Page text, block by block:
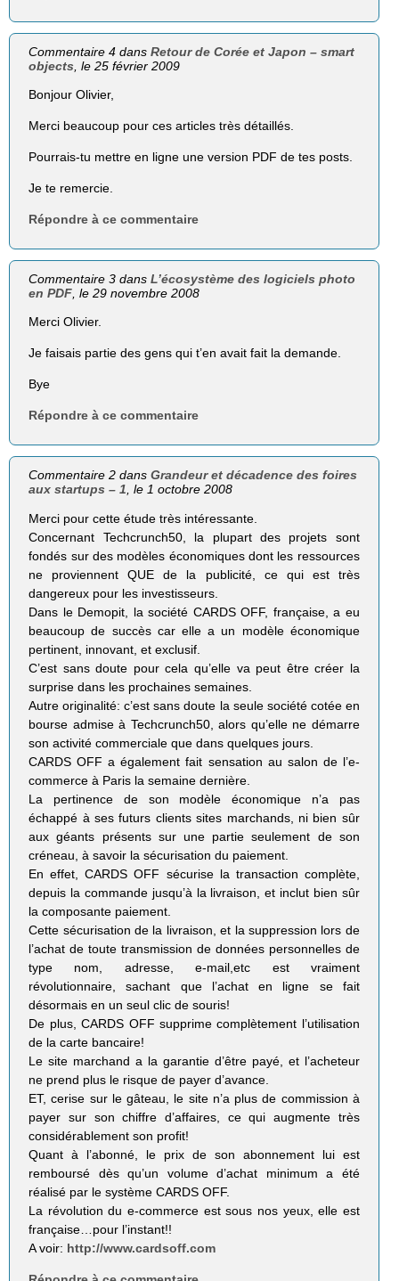
Commentaire 4 dansRetour de Corée et Japon – smart
objects , le 25 février 2009
Bonjour Olivier,
Merci beaucoup pour ces articles très détaillés.
Pourrais-tu mettre en ligne une version PDF de tes posts.
Je te remercie.
Répondre à ce commentaire
Commentaire 3 dansL’écosystème des logiciels photo
en PDF , le 29 novembre 2008
Merci Olivier.
Je faisais partie des gens qui t’en avait fait la demande.
Bye
Répondre à ce commentaire
Commentaire 2 dansGrandeur et décadence des foires
aux startups – 1, le 1 octobre 2008
Merci pour cette étude très intéressante.
Concernant Techcrunch50, la plupart des projets sont
fondés sur des modèles économiques dont les ressources
ne proviennent QUE de la publicité, ce qui est très
dangereux pour les investisseurs.
Dans le Demopit, la société CARDS OFF, française, a eu
beaucoup de succès car elle a un modèle économique
pertinent, innovant, et exclusif.
C’est sans doute pour cela qu’elle va peut être créer la
surprise dans les prochaines semaines.
Autre originalité: c’est sans doute la seule société cotée en
bourse admise à Techcrunch50, alors qu’elle ne démarre
son activité commerciale que dans quelques jours.
CARDS OFF a également fait sensation au salon de l’e-
commerce à Paris la semaine dernière.
La pertinence de son modèle économique n’a pas
échappé à ses futurs clients sites marchands, ni bien sûr
aux géants présents sur une partie seulement de son
créneau, à savoir la sécurisation du paiement.
En effet, CARDS OFF sécurise la transaction complète,
depuis la commande jusqu’à la livraison, et inclut bien sûr
la composante paiement.
Cette sécurisation de la livraison, et la suppression lors de
l’achat de toute transmission de données personnelles de
type nom, adresse, e-mail,etc est vraiment
révolutionnaire, sachant que l’achat en ligne se fait
désormais en un seul clic de souris!
De plus, CARDS OFF supprime complètement l’utilisation
de la carte bancaire!
Le site marchand a la garantie d’être payé, et l’acheteur
ne prend plus le risque de payer d’avance.
ET, cerise sur le gâteau, le site n’a plus de commission à
payer sur son chiffre d’affaires, ce qui augmente très
considérablement son profit!
Quant à l’abonné, le prix de son abonnement lui est
remboursé dès qu’un volume d’achat minimum a été
réalisé par le système CARDS OFF.
La révolution du e-commerce est sous nos yeux, elle est
française…pour l’instant!!
A voir: http://www.cardsoff.com